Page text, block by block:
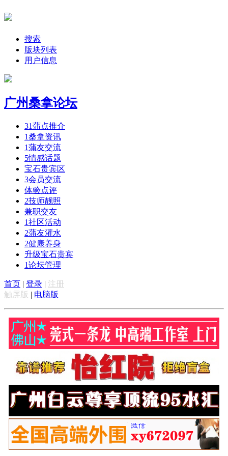
搜索
版块列表
用户信息
广州桑拿论坛
31蒲点推介
1桑拿资讯
1蒲友交流
5情感话题
宝石贵宾区
3会员交流
体验点评
2技师靓照
兼职交友
1社区活动
2蒲友灌水
2健康养身
升级宝石贵宾
1论坛管理
首页 | 登录 | 注册
触屏版 | 电脑版